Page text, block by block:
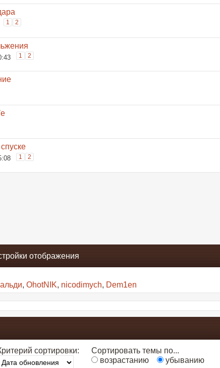
1 2
1 2
1 2
отображения
, OhotNIK, nicodimych, Dem1en
сортировки:
Сортировать темы по...
возрастанию
убыванию